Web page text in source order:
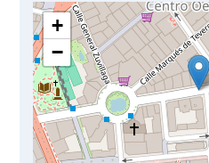
+
−